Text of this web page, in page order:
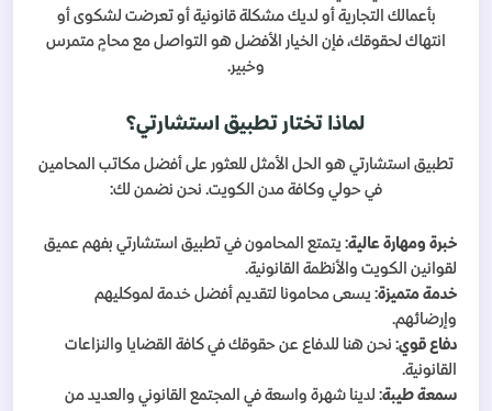
بأعمالك التجارية أو لديك مشكلة قانونية أو تعرضت لشكوى أو
انتهاك لحقوقك، فإن الخيار الأفضل هو التواصل مع محامٍ متمرس
وخبير.
لماذا تختار تطبيق استشارتي؟
تطبيق استشارتي هو الحل الأمثل للعثور على أفضل مكاتب المحامين
في حولي وكافة مدن الكويت. نحن نضمن لك:
خبرة ومهارة عالية: يتمتع المحامون في تطبيق استشارتي بفهم عميق
لقوانين الكويت والأنظمة القانونية.
خدمة متميزة: يسعى محامونا لتقديم أفضل خدمة لموكليهم
وإرضائهم.
دفاع قوي: نحن هنا للدفاع عن حقوقك في كافة القضايا والنزاعات
القانونية.
سمعة طيبة: لدينا شهرة واسعة في المجتمع القانوني والعديد من